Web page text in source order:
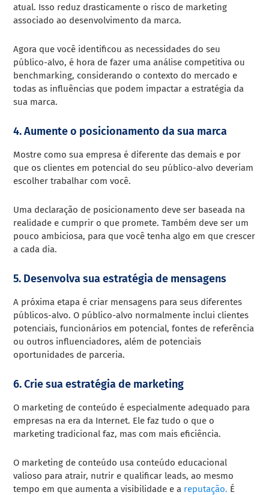
atual. Isso reduz drasticamente o risco de marketing
associado ao desenvolvimento da marca.
Agora que você identificou as necessidades do seu
público-alvo, é hora de fazer uma análise competitiva ou
benchmarking, considerando o contexto do mercado e
todas as influências que podem impactar a estratégia da
sua marca.
4. Aumente o posicionamento da sua marca
Mostre como sua empresa é diferente das demais e por
que os clientes em potencial do seu público-alvo deveriam
escolher trabalhar com você.
Uma declaração de posicionamento deve ser baseada na
realidade e cumprir o que promete. Também deve ser um
pouco ambiciosa, para que você tenha algo em que crescer
a cada dia.
5. Desenvolva sua estratégia de mensagens
A próxima etapa é criar mensagens para seus diferentes
públicos-alvo. O público-alvo normalmente inclui clientes
potenciais, funcionários em potencial, fontes de referência
ou outros influenciadores, além de potenciais
oportunidades de parceria.
6. Crie sua estratégia de marketing
O marketing de conteúdo é especialmente adequado para
empresas na era da Internet. Ele faz tudo o que o
marketing tradicional faz, mas com mais eficiência.
O marketing de conteúdo usa conteúdo educacional
valioso para atrair, nutrir e qualificar leads, ao mesmo
tempo em que aumenta a visibilidade e a reputação. É